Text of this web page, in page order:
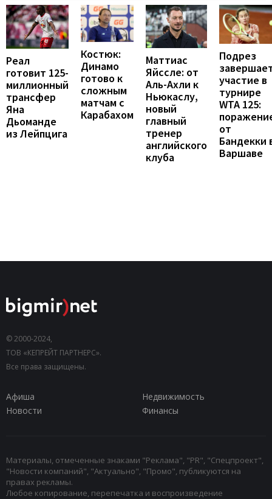
Реал
готовит 125-
миллионный
трансфер
Яна
Дьоманде
из Лейпцига
Костюк:
Динамо
готово к
сложным
матчам с
Карабахом
Маттиас
Яйссле: от
Аль-Ахли к
Ньюкаслу,
новый
главный
тренер
английского
клуба
Подрез
участие в
турнире
WTA 125:
от
Бандекки
Варшаве
© 2000-2024,
ТОВ «КЕПРЕЙТ ПАРТНЕРС».
Все права защищены.
Афиша
Недвижимость
Новости
Финансы
Материалы, отмеченные знаками "Реклама", "PR", "Спецпроект",
"Новости компаний", "Актуально", "Промо", публикуются на
правах рекламы.
Любое копирование, перепечатка и воспроизведение